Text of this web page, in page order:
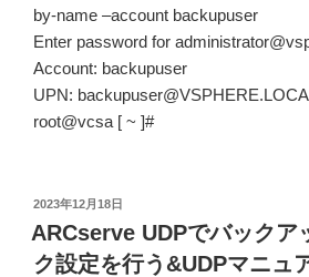
by-name –account backupuser
Enter password for
Account: backupuser
UPN:
root@vcsa [ ~ ]#
投
稿
日:
2023年12月18日
ARCserve UDPでバックア
ク設定を行う&UDPマニュ